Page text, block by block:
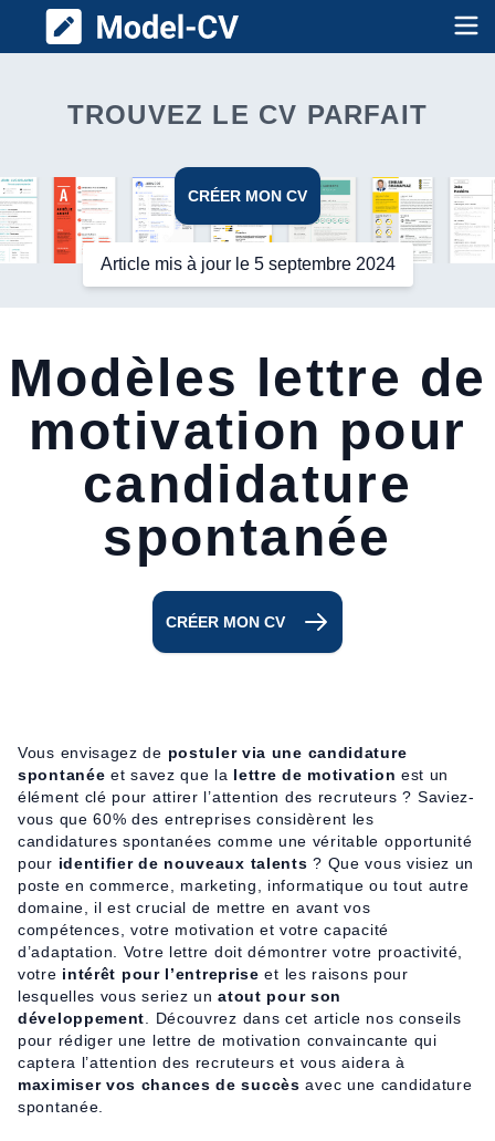
Model CV
TROUVEZ LE CV PARFAIT
CRÉER MON CV
Article mis à jour le 5 septembre 2024
Modèles lettre de
motivation pour
candidature
spontanée
CRÉER MON CV
Vous envisagez de postuler via une candidature
spontanée et savez que la lettre de motivation est un
élément clé pour attirer l’attention des recruteurs ? Saviez-
vous que 60% des entreprises considèrent les
candidatures spontanées comme une véritable opportunité
pour identifier de nouveaux talents ? Que vous visiez un
poste en commerce, marketing, informatique ou tout autre
domaine, il est crucial de mettre en avant vos
compétences, votre motivation et votre capacité
d’adaptation. Votre lettre doit démontrer votre proactivité,
votre intérêt pour l’entreprise et les raisons pour
lesquelles vous seriez unatout pour son
développement . Découvrez dans cet article nos conseils
pour rédiger une lettre de motivation convaincante qui
captera l’attention des recruteurs et vous aidera à
maximiser vos chances de succès avec une candidature
spontanée.